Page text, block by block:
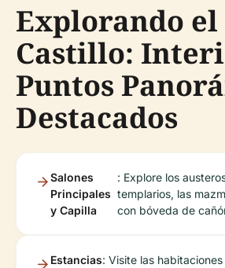
Explorando el
Castillo:
Puntos
Destacados
Salones
Principales
y Capilla
: Explore los
templarios, las
con bóveda de
Estancias: Visite las